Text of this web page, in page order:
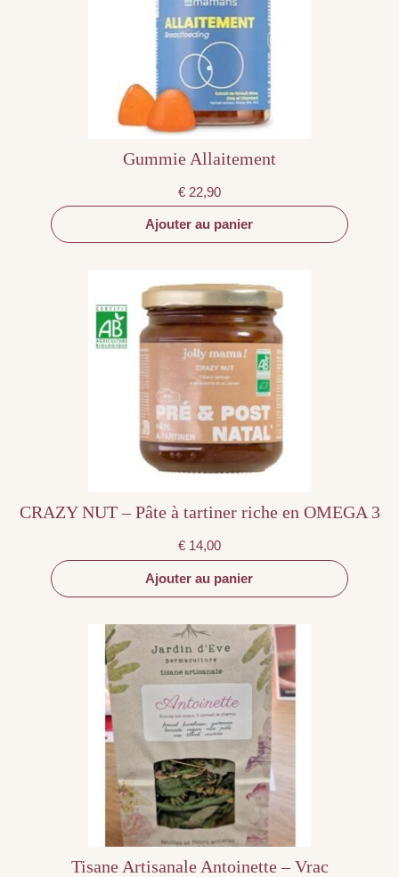
Gummie Allaitement
€ 22,90
Ajouter au panier
CRAZY NUT – Pâte à tartiner riche en OMEGA 3
€ 14,00
Ajouter au panier
Tisane Artisanale Antoinette – Vrac